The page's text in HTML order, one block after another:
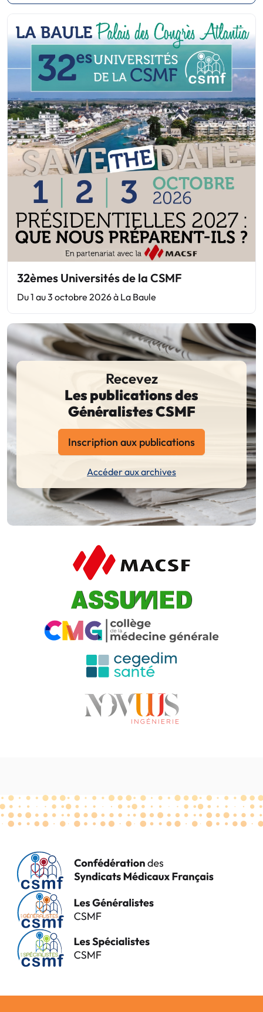
32èmes Universités de la CSMF
Du 1 au 3 octobre 2026 à La Baule
Recevez
Les publications des
Généralistes CSMF
Inscription aux publications
Accéder aux archives